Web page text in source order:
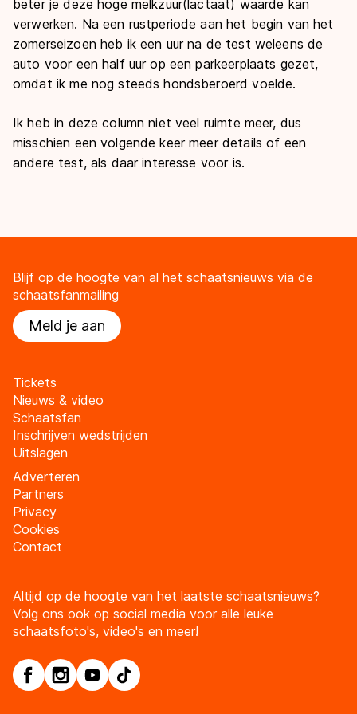
beter je deze hoge melkzuur(lactaat) waarde kan
verwerken. Na een rustperiode aan het begin van het
zomerseizoen heb ik een uur na de test weleens de
auto voor een half uur op een parkeerplaats gezet,
omdat ik me nog steeds hondsberoerd voelde.
Ik heb in deze column niet veel ruimte meer, dus
misschien een volgende keer meer details of een
andere test, als daar interesse voor is.
Blijf op de hoogte van al het schaatsnieuws via de
schaatsfanmailing
Meld je aan
Tickets
Nieuws & video
Schaatsfan
Inschrijven wedstrijden
Uitslagen
Adverteren
Partners
Privacy
Cookies
Contact
Altijd op de hoogte van het laatste schaatsnieuws?
Volg ons ook op social media voor alle leuke
schaatsfoto's, video's en meer!